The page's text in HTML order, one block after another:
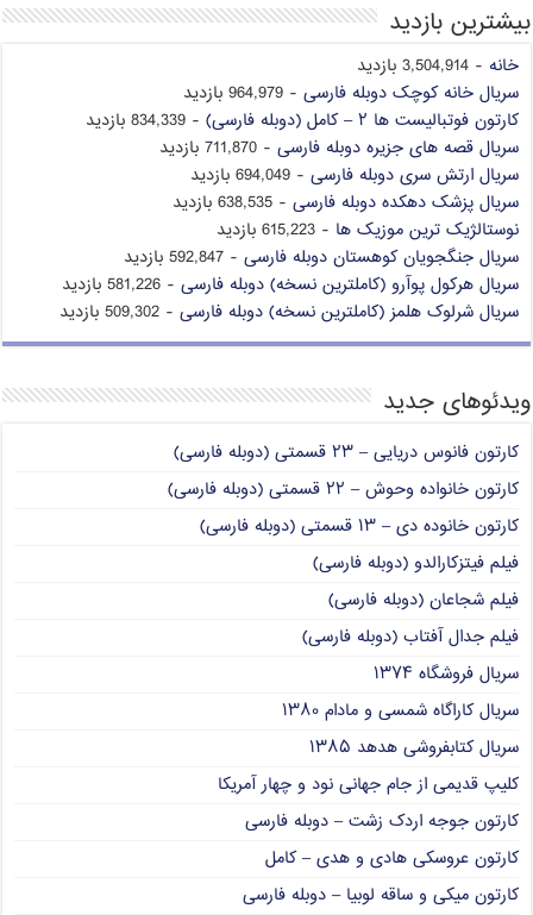
بیشترین بازدید
خانه - 3,504,914 بازدید
سریال خانه کوچک دوبله فارسی - 964,979 بازدید
کارتون فوتبالیست ها ۲ – کامل (دوبله فارسی)
- 834,339 بازدید
سریال قصه های جزیره دوبله فارسی - 711,870 بازدید
سریال ارتش سری دوبله فارسی - 694,049 بازدید
سریال پزشک دهکده دوبله فارسی - 638,535 بازدید
نوستالژیک ترین موزیک ها - 615,223 بازدید
سریال جنگجویان کوهستان دوبله فارسی - 592,847 بازدید
سریال هرکول پوآرو (کاملترین نسخه) دوبله فارسی - 581,226 بازدید
سریال شرلوک هلمز (کاملترین نسخه) دوبله فارسی - 509,302 بازدید
ویدئوهای جدید
کارتون فانوس دریایی – ۲۳ قسمتی (دوبله فارسی)
کارتون خانواده وحوش – ۲۲ قسمتی (دوبله فارسی)
کارتون خانوده دی – ۱۳ قسمتی (دوبله فارسی)
فیلم فیتزکارالدو (دوبله فارسی)
فیلم شجاعان (دوبله فارسی)
فیلم جدال آفتاب (دوبله فارسی)
سریال فروشگاه ۱۳۷۴
سریال کاراگاه شمسی و مادام ۱۳۸۰
سریال کتابفروشی هدهد ۱۳۸۵
کلیپ قدیمی از جام جهانی نود و چهار آمریکا
کارتون جوجه اردک زشت – دوبله فارسی
کارتون عروسکی هادی و هدی – کامل
کارتون میکی و ساقه لوبیا – دوبله فارسی